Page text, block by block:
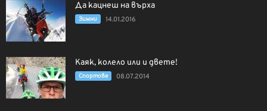
Да кацнеш на върха
Зимни 14.01.2016
Каяк, колело или и двете!
Спортове 08.07.2014